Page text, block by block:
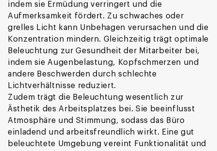
indem sie Ermüdung verringert und die
Aufmerksamkeit fördert. Zu schwaches oder
grelles Licht kann Unbehagen verursachen und die
Konzentration mindern. Gleichzeitig trägt optimale
Beleuchtung zur Gesundheit der Mitarbeiter bei,
indem sie Augenbelastung, Kopfschmerzen und
andere Beschwerden durch schlechte
Lichtverhältnisse reduziert.
Zudem trägt die Beleuchtung wesentlich zur
Ästhetik des Arbeitsplatzes bei. Sie beeinflusst
Atmosphäre und Stimmung, sodass das Büro
einladend und arbeitsfreundlich wirkt. Eine gut
beleuchtete Umgebung vereint Funktionalität und